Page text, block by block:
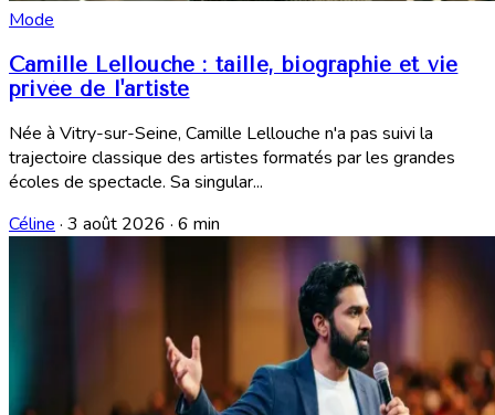
Mode
Camille Lellouche : taille, biographie et vie
privée de l'artiste
Née à Vitry-sur-Seine, Camille Lellouche n'a pas suivi la
trajectoire classique des artistes formatés par les grandes
écoles de spectacle. Sa singular...
Céline · 3 août 2026 · 6 min